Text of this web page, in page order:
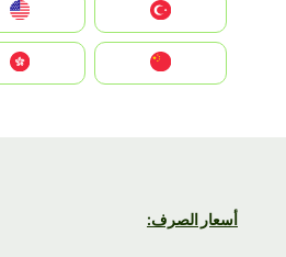
أسعار الصرف: